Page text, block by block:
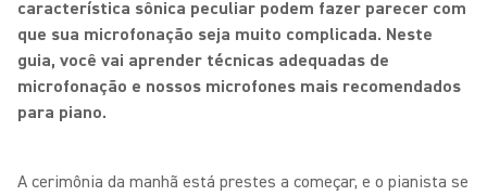
característica sônica peculiar podem fazer parecer com
que sua microfonação seja muito complicada. Neste
guia, você vai aprender técnicas adequadas de
microfonação e nossos microfones mais recomendados
para piano.
A cerimônia da manhã está prestes a começar, e o pianista se